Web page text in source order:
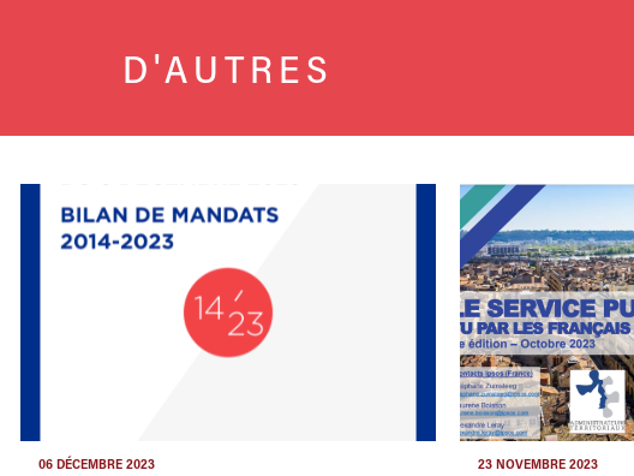
D'AUTRES
06 DÉCEMBRE 2023 23 NOVEMBRE 2023